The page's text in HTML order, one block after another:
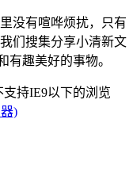
没有喧哗烦扰，只有
们搜集分享小清新文
有趣美好的事物。
持IE9以下的浏览
)